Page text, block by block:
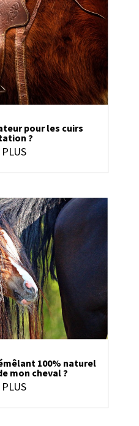
pour les cuirs
?
100% naturel
mon cheval ?